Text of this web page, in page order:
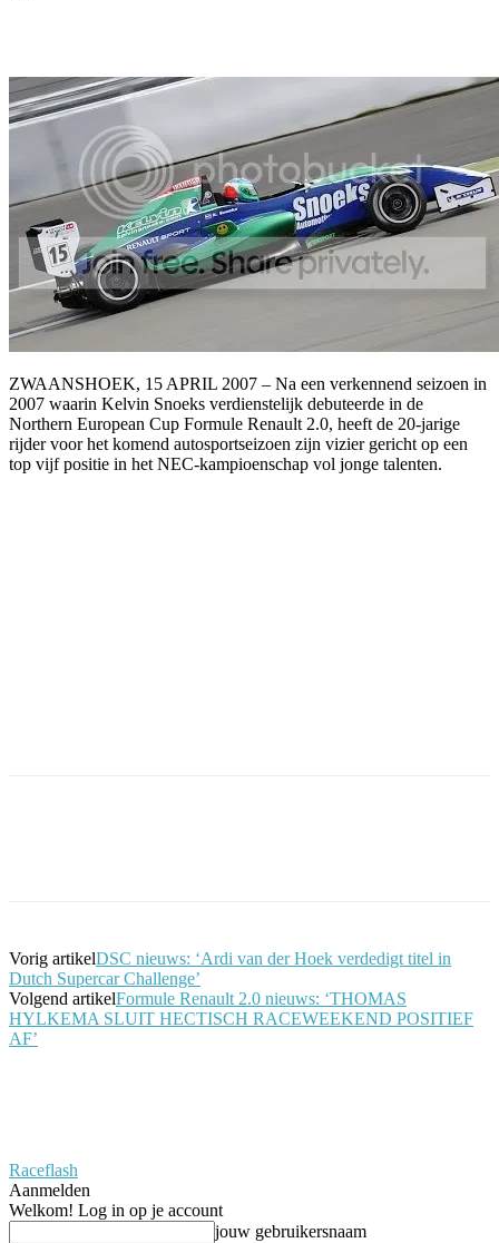
ZWAANSHOEK, 15 APRIL 2007 – Na een verkennend seizoen in
2007 waarin Kelvin Snoeks verdienstelijk debuteerde in de
Northern European Cup Formule Renault 2.0, heeft de 20-jarige
rijder voor het komend autosportseizoen zijn vizier gericht op een
top vijf positie in het NEC-kampioenschap vol jonge talenten.
Vorig artikelDSC nieuws: ‘Ardi van der Hoek verdedigt titel in
Dutch Supercar Challenge’
Volgend artikelFormule Renault 2.0 nieuws: ‘THOMAS
HYLKEMA SLUIT HECTISCH RACEWEEKEND POSITIEF
AF’
Raceflash
Aanmelden
Welkom! Log in op je account
jouw gebruikersnaam